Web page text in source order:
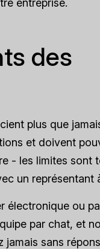
entreprise.
des
plus que
et doivent
- les limites sont
un représentant
électronique ou
par chat, et
jamais sans